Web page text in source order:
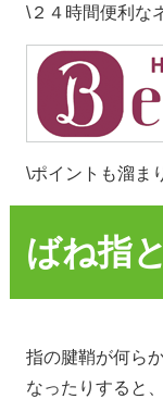
\２４時間便利な
\ポイントも溜ま
ばね指
指の腱鞘が何ら
なったりすると